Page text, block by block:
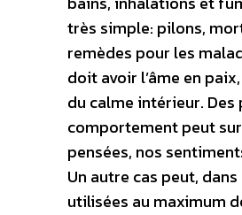
très simple: pilons,
remèdes pour les
doit avoir l’âme en
du calme intérieur.
comportement peut
pensées, nos
Un autre cas peut,
utilisées au maximum